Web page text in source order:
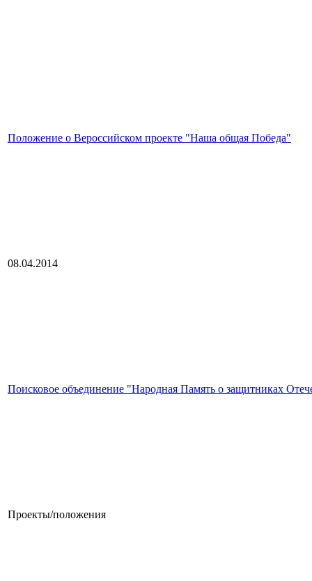
Положение о Вероссийском проекте "Наша общая Победа"
08.04.2014
Поисковое объединение "Народная Память о защитниках
Проекты/положения